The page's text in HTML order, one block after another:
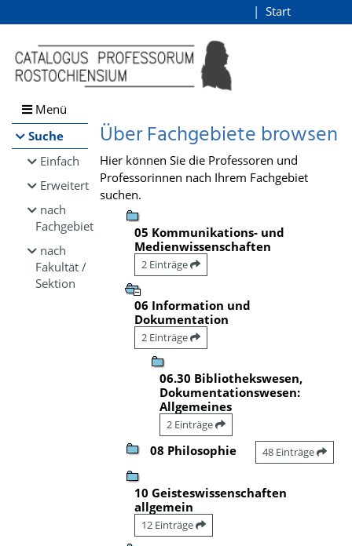
Browsen
direkt zum Inhalt
Start
Menü
Suche
Einfach
Erweitert
nach
Fachgebiet
nach
Fakultät /
Sektion
Über Fachgebiete browsen
Hier können Sie die Professoren und
Professorinnen nach Ihrem Fachgebiet
suchen.
05 Kommunikations- und
Medienwissenschaften
2 Einträge
06 Information und
Dokumentation
2 Einträge
06.30 Bibliothekswesen,
Dokumentationswesen:
Allgemeines
2 Einträge
08 Philosophie 48 Einträge
10 Geisteswissenschaften
allgemein
12 Einträge